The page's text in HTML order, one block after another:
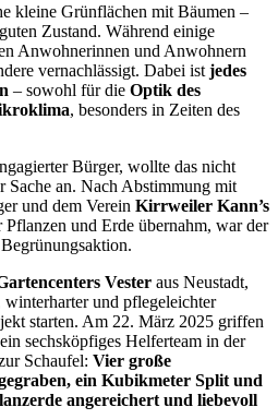
kleine Grünflächen mit Bäumen –
Zustand. Während einige
Anwohnerinnen und Anwohnern
vernachlässigt. Dabei ist jedes
– sowohl für die Optik des
, besonders in Zeiten des
Bürger, wollte das nicht
Sache an. Nach Abstimmung mit
und dem Verein Kirrweiler Kann’s
und Erde übernahm, war der
Vester aus Neustadt,
und pflegeleichter
starten. Am 22. März 2025 griffen
sechsköpfiges Helferteam in der
Schaufel: Vier große
ein Kubikmeter Split und
angereichert und liebevoll